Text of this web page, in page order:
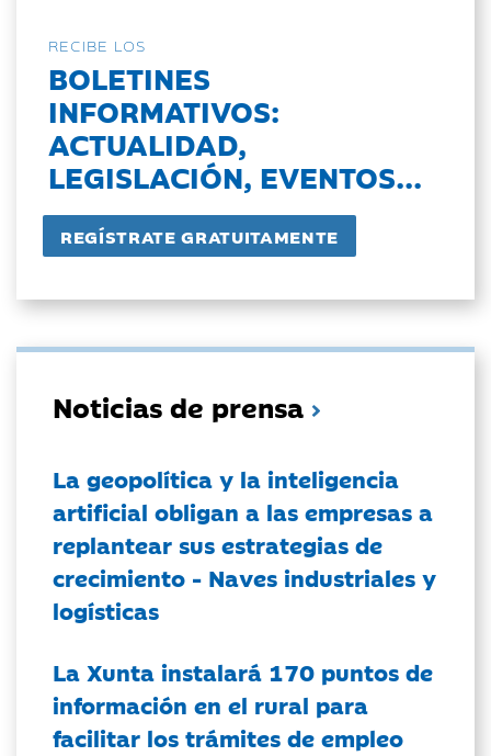
RECIBE LOS
BOLETINES
INFORMATIVOS:
ACTUALIDAD,
LEGISLACIÓN, EVENTOS...
Noticias de prensa
La geopolítica y la inteligencia
artificial obligan a las empresas a
replantear sus estrategias de
crecimiento - Naves industriales y
logísticas
La Xunta instalará 170 puntos de
información en el rural para
facilitar los trámites de empleo